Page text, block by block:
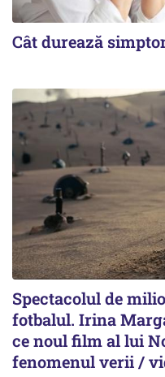
Cât durează
Spectacolul de
fotbalul. Irina
ce noul film al lui
fenomenul verii /